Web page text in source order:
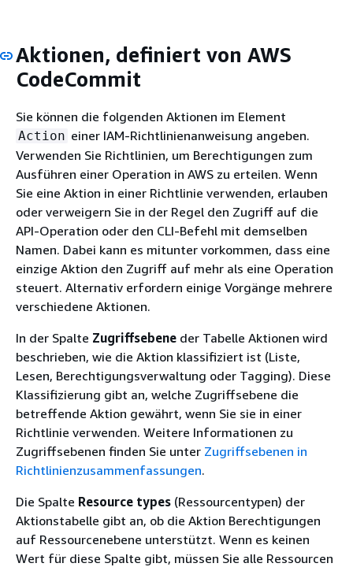
Aktionen, definiert von AWS
CodeCommit
Sie können die folgenden Aktionen im Element
Action einer IAM-Richtlinienanweisung angeben.
Verwenden Sie Richtlinien, um Berechtigungen zum
Ausführen einer Operation in AWS zu erteilen. Wenn
Sie eine Aktion in einer Richtlinie verwenden, erlauben
oder verweigern Sie in der Regel den Zugriff auf die
API-Operation oder den CLI-Befehl mit demselben
Namen. Dabei kann es mitunter vorkommen, dass eine
einzige Aktion den Zugriff auf mehr als eine Operation
steuert. Alternativ erfordern einige Vorgänge mehrere
verschiedene Aktionen.
In der Spalte Zugriffsebene der Tabelle Aktionen wird
beschrieben, wie die Aktion klassifiziert ist (Liste,
Lesen, Berechtigungsverwaltung oder Tagging). Diese
Klassifizierung gibt an, welche Zugriffsebene die
betreffende Aktion gewährt, wenn Sie sie in einer
Richtlinie verwenden. Weitere Informationen zu
Zugriffsebenen finden Sie unter Zugriffsebenen in
Richtlinienzusammenfassungen.
Die Spalte Resource types (Ressourcentypen) der
Aktionstabelle gibt an, ob die Aktion Berechtigungen
auf Ressourcenebene unterstützt. Wenn es keinen
Wert für diese Spalte gibt, müssen Sie alle Ressourcen